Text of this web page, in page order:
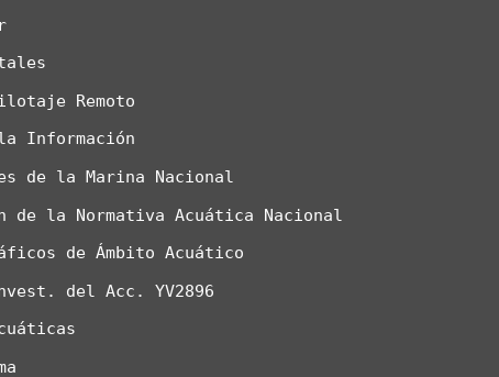
Remoto
Información
de la Marina Nacional
de la Normativa Acuática Nacional
de Ámbito Acuático
del Acc. YV2896